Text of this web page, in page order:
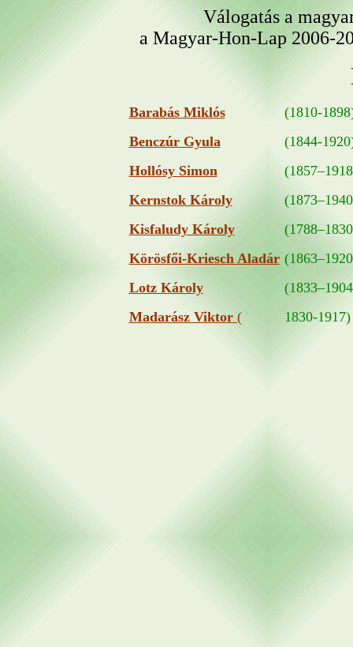
Válogatás a
a Magyar-Hon-Lap 2006-
Barabás Miklós
Benczúr Gyula
Hollósy Simon
Kernstok Károly
Kisfaludy Károly
Körösfői-Kriesch Aladár
Lotz Károly
Madarász Viktor(
(1810-
(1844-
1830-1917)